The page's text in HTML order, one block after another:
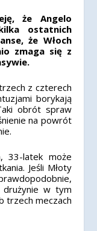
że Angelo
ostatnich
że Włoch
zmaga się z
z czterech
borykają
obrót spraw
na powrót
33-latek może
Jeśli Młoty
drużynie w tym
trzech meczach